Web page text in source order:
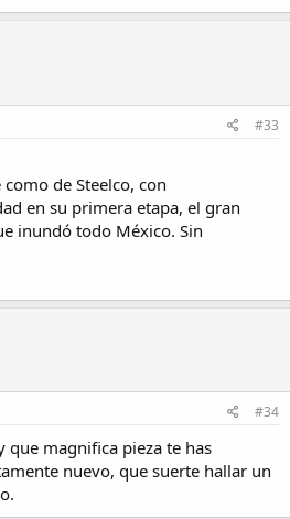
#33
de Steelco, con
en su primera etapa, el gran
inundó todo México. Sin
#34
que magnifica pieza te has
nuevo, que suerte hallar un